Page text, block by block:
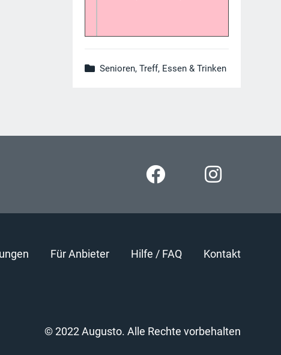
Senioren, Treff, Essen & Trinken
Für Anbieter Hilfe / FAQ Kontakt
© 2022 Augusto. Alle Rechte vorbehalten